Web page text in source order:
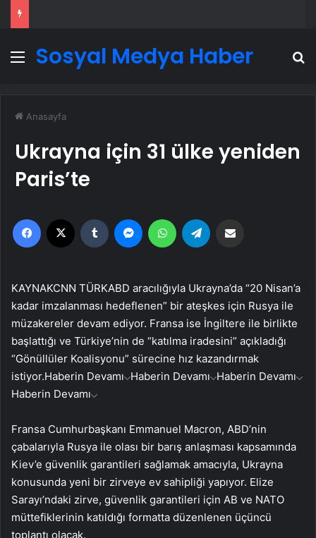
Menü
Sosyal Medya Haber
Anasayfa
Ukrayna için 31 ülke yeniden
Paris’te
Facebook Tumblr MessengerWhatsApp
KAYNAKCNN TÜRKABD aracılığıyla Ukrayna’da “20 Nisan’a
kadar imzalanması hedeflenen” bir ateşkes için Rusya ile
müzakereler devam ediyor. Fransa ise İngiltere ile birlikte
başlattığı ve Türkiye’nin de “katılma iradesini” açıkladığı
“Gönüllüler Koalisyonu” sürecine hız kazandırmak
istiyor.Haberin Devamı Haberin Devamı Haberin Devamı
Haberin Devamı
Fransa Cumhurbaşkanı Emmanuel Macron, ABD’nin
çabalarıyla Rusya ile olası bir barış anlaşması kapsamında
Kiev’e güvenlik garantileri sağlamak amacıyla, Ukrayna
konusunda yeni bir zirveye ev sahipliği yapıyor. Elize
Sarayı’ndaki zirve, güvenlik garantileri için AB ve NATO
müttefiklerinin katıldığı formatta düzenlenen üçüncü
toplantı olacak.